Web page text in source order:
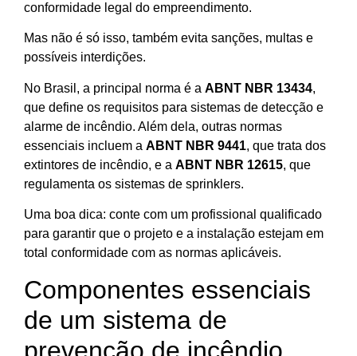
conformidade legal do empreendimento.
Mas não é só isso, também evita sanções, multas e
possíveis interdições.
No Brasil, a principal norma é a ABNT NBR 13434,
que define os requisitos para sistemas de detecção e
alarme de incêndio. Além dela, outras normas
essenciais incluem a ABNT NBR 9441, que trata dos
extintores de incêndio, e a ABNT NBR 12615, que
regulamenta os sistemas de sprinklers.
Uma boa dica: conte com um profissional qualificado
para garantir que o projeto e a instalação estejam em
total conformidade com as normas aplicáveis.
Componentes essenciais
de um sistema de
prevenção de incêndio